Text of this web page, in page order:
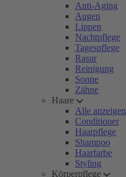
Anti-Aging
Augen
Lippen
Nachtpflege
Tagespflege
Rasur
Reinigung
Sonne
Zähne
Haare
Alle anzeigen
Conditioner
Haarpflege
Shampoo
Haarfarbe
Styling
Körperpflege